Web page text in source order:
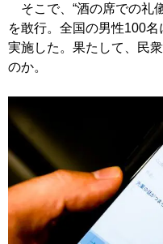
そこで、“酒の席での礼
を敢行。全国の男性100
実施した。果たして、民
のか。